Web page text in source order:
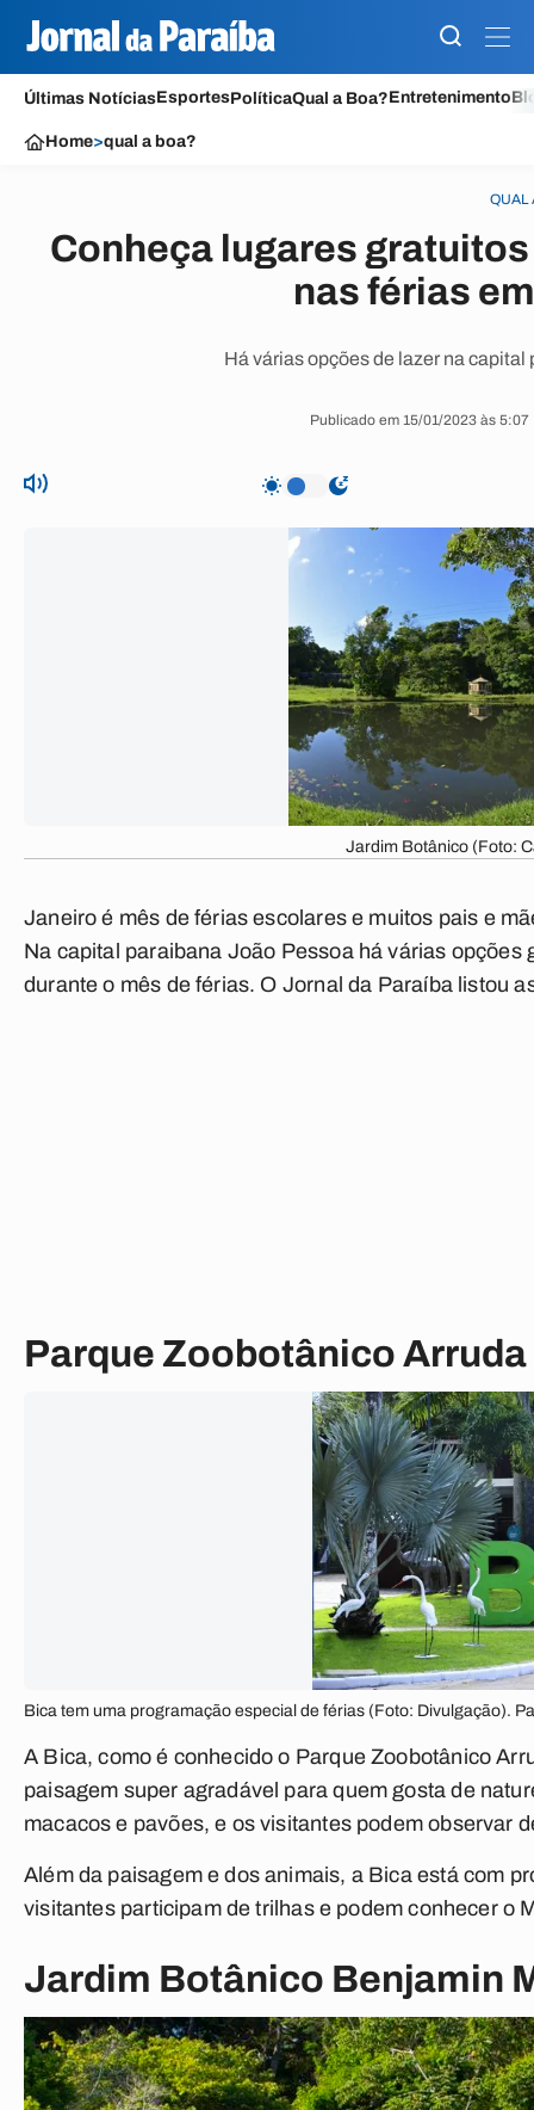
Últimas NotíciasEsportesPolíticaQual a Boa?Entretenimento
Home>qual a boa?
QUAL
Conheça lugares
nas férias
Há várias opções de lazer na
Publicado em 15/01/2023 às
Jardim Botânico (Foto:
Janeiro é mês de férias escolares e muitos pais e
Na capital paraibana João Pessoa há várias
durante o mês de férias. O Jornal da Paraíba listou
Parque Zoobotânico Arruda
Bica tem uma programação especial de férias (Foto: Divulgação).
A Bica, como é conhecido o Parque Zoobotânico
paisagem super agradável para quem gosta de
macacos e pavões, e os visitantes podem observar
Além da paisagem e dos animais, a Bica está com
visitantes participam de trilhas e podem conhecer o
Jardim Botânico Benjamin